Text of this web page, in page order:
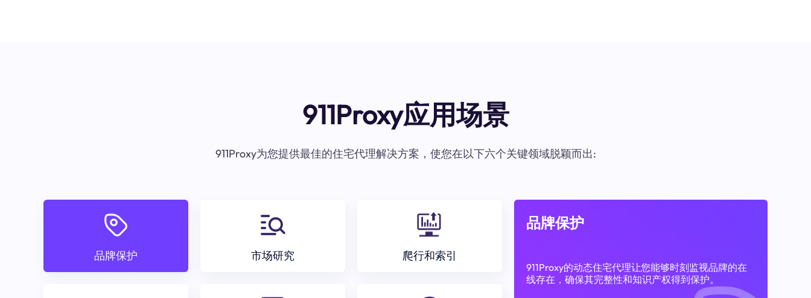
911Proxy应用场景
911Proxy为您提供最佳的住宅代理解决方案，使您在以下六个关键领域脱颖而出:
品牌保护 市场研究 爬行和索引
品牌保护
911Proxy的动态住宅代理让您能够时刻监视品牌的在
线存在，确保其完整性和知识产权得到保护。